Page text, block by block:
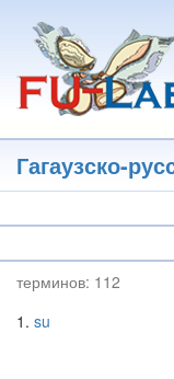
основному
содержанию
Гагаузско-
терминов: 112
1 su